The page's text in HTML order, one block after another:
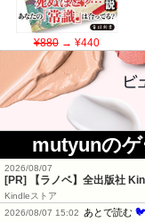
¥880→ ¥440
mutyunの
2026/08/07
[PR] 【ラノベ】全出版社
Kindleストア
2026/08/07 15:02
あとで読む